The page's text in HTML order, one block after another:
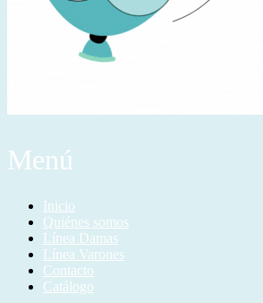
Menú
Inicio
Quiénes somos
Línea Damas
Línea Varones
Contacto
Catálogo